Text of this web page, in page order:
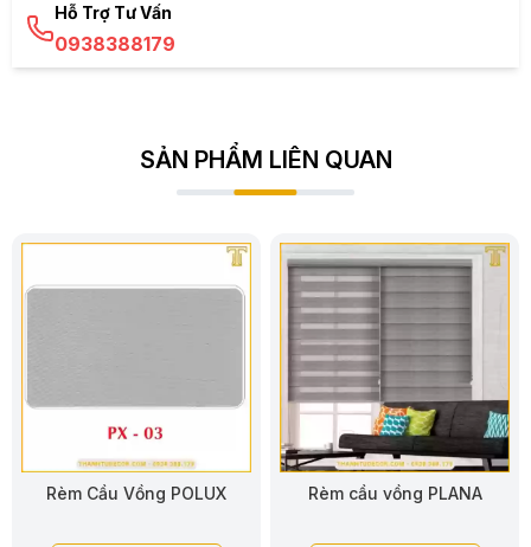
Hỗ Trợ Tư Vấn
0938388179
SẢN PHẨM LIÊN QUAN
Rèm cầu vồng PLANA Rèm cầu vồng PLISTO